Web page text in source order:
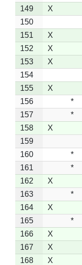
149
X
150
151
X
152
X
153
X
154
155
X
156
*
157
*
158
X
159
160
*
161
*
162
X
163
*
164
X
165
*
166
X
167
X
168
X